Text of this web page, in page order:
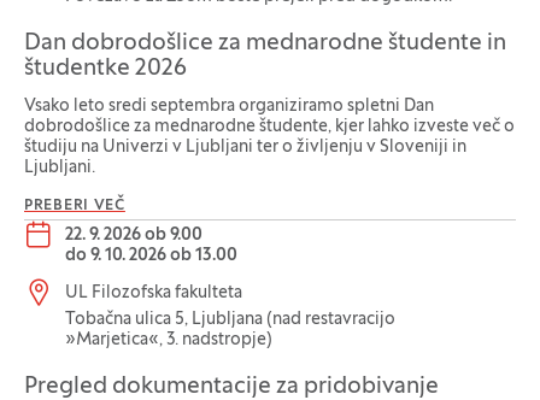
Dan dobrodošlice za mednarodne študente in
študentke 2026
Vsako leto sredi septembra organiziramo spletni Dan
dobrodošlice za mednarodne študente, kjer lahko izveste več o
študiju na Univerzi v Ljubljani ter o življenju v Sloveniji in
Ljubljani.
PREBERI VEČ
Datum dogodka:
22. 9. 2026 ob 9.00
do 9. 10. 2026 ob 13.00
Lokacija dogodka:
UL Filozofska fakulteta
Tobačna ulica 5, Ljubljana (nad restavracijo
»Marjetica«, 3. nadstropje)
Pregled dokumentacije za pridobivanje